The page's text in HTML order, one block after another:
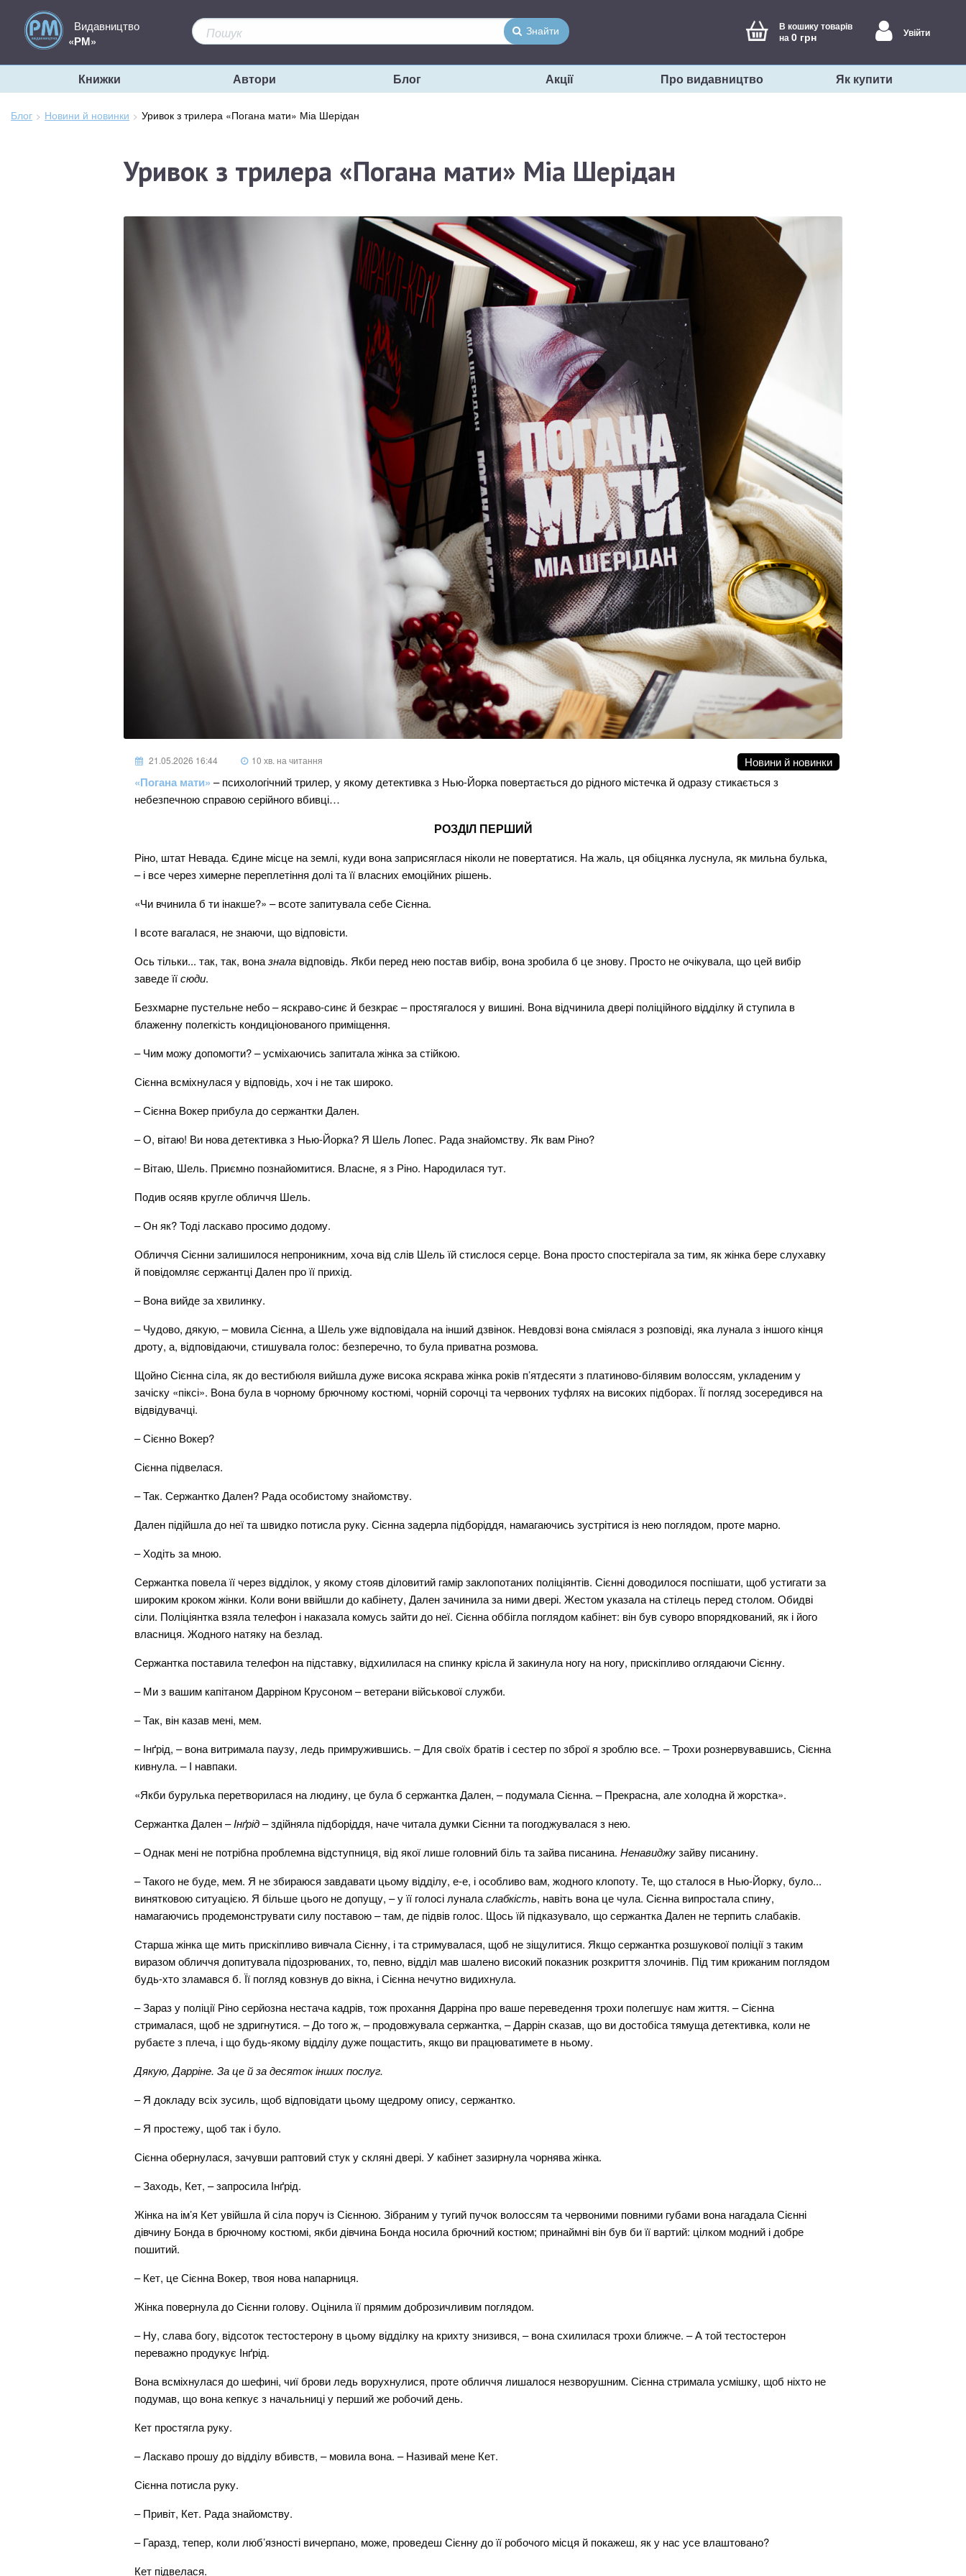
Видавництво
«РМ»
Знайти
В кошику товарів
на0 грн Увійти
Книжки Автори Блог Акції Про видавництво Як купити
Блог Новини й новинки
Зараз
Уривок з трилера «Погана мати» Міа Шерідан
Уривок з трилера «Погана мати» Міа Шерідан
21.05.2026 16:44 10 хв. на читання Новини й новинки
«Погана мати» – психологічний трилер, у якому детективка з Нью-Йорка повертається до рідного містечка й одразу стикається з
небезпечною справою серійного вбивці…
РОЗДІЛ ПЕРШИЙ
Ріно, штат Невада. Єдине місце на землі, куди вона заприсяглася ніколи не повертатися. На жаль, ця обіцянка луснула, як мильна булька,
– і все через химерне переплетіння долі та її власних емоційних рішень.
«Чи вчинила б ти інакше?» – всоте запитувала себе Сієнна.
І всоте вагалася, не знаючи, що відповісти.
Ось тільки... так, так, воназнала відповідь. Якби перед нею постав вибір, вона зробила б це знову. Просто не очікувала, що цей вибір
заведе їїсюди.
Безхмарне пустельне небо – яскраво-синє й безкрає – простягалося у вишині. Вона відчинила двері поліційного відділку й ступила в
блаженну полегкість кондиціонованого приміщення.
– Чим можу допомогти? – усміхаючись запитала жінка за стійкою.
Сієнна всміхнулася у відповідь, хоч і не так широко.
– Сієнна Вокер прибула до сержантки Дален.
– О, вітаю! Ви нова детективка з Нью-Йорка? Я Шель Лопес. Рада знайомству. Як вам Ріно?
– Вітаю, Шель. Приємно познайомитися. Власне, я з Ріно. Народилася тут.
Подив осяяв кругле обличчя Шель.
– Он як? Тоді ласкаво просимо додому.
Обличчя Сієнни залишилося непроникним, хоча від слів Шель їй стислося серце. Вона просто спостерігала за тим, як жінка бере слухавку
й повідомляє сержантці Дален про її прихід.
– Вона вийде за хвилинку.
– Чудово, дякую, – мовила Сієнна, а Шель уже відповідала на інший дзвінок. Невдовзі вона сміялася з розповіді, яка лунала з іншого кінця
дроту, а, відповідаючи, стишувала голос: безперечно, то була приватна розмова.
Щойно Сієнна сіла, як до вестибюля вийшла дуже висока яскрава жінка років п’ятдесяти з платиново-білявим волоссям, укладеним у
зачіску «піксі». Вона була в чорному брючному костюмі, чорній сорочці та червоних туфлях на високих підборах. Її погляд зосередився на
відвідувачці.
– Сієнно Вокер?
Сієнна підвелася.
– Так. Сержантко Дален? Рада особистому знайомству.
Дален підійшла до неї та швидко потисла руку. Сієнна задерла підборіддя, намагаючись зустрітися із нею поглядом, проте марно.
– Ходіть за мною.
Сержантка повела її через відділок, у якому стояв діловитий гамір заклопотаних поліціянтів. Сієнні доводилося поспішати, щоб устигати за
широким кроком жінки. Коли вони ввійшли до кабінету, Дален зачинила за ними двері. Жестом указала на стілець перед столом. Обидві
сіли. Поліціянтка взяла телефон і наказала комусь зайти до неї. Сієнна оббігла поглядом кабінет: він був суворо впорядкований, як і його
власниця. Жодного натяку на безлад.
Сержантка поставила телефон на підставку, відхилилася на спинку крісла й закинула ногу на ногу, прискіпливо оглядаючи Сієнну.
– Ми з вашим капітаном Дарріном Крусоном – ветерани військової служби.
– Так, він казав мені, мем.
– Інґрід, – вона витримала паузу, ледь примружившись. – Для своїх братів і сестер по зброї я зроблю все. – Трохи рознервувавшись, Сієнна
кивнула. – І навпаки.
«Якби бурулька перетворилася на людину, це була б сержантка Дален, – подумала Сієнна. – Прекрасна, але холодна й жорстка».
Сержантка Дален –Інґрід– здійняла підборіддя, наче читала думки Сієнни та погоджувалася з нею.
– Однак мені не потрібна проблемна відступниця, від якої лише головний біль та зайва писанина. Ненавиджузайву писанину.
– Такого не буде, мем. Я не збираюся завдавати цьому відділу, е-е, і особливо вам, жодного клопоту. Те, що сталося в Нью-Йорку, було...
винятковою ситуацією. Я більше цього не допущу, – у її голосі луналаслабкість, навіть вона це чула. Сієнна випростала спину,
намагаючись продемонструвати силу поставою – там, де підвів голос. Щось їй підказувало, що сержантка Дален не терпить слабаків.
Старша жінка ще мить прискіпливо вивчала Сієнну, і та стримувалася, щоб не зіщулитися. Якщо сержантка розшукової поліції з таким
виразом обличчя допитувала підозрюваних, то, певно, відділ мав шалено високий показник розкриття злочинів. Під тим крижаним поглядом
будь-хто зламався б. Її погляд ковзнув до вікна, і Сієнна нечутно видихнула.
– Зараз у поліції Ріно серйозна нестача кадрів, тож прохання Дарріна про ваше переведення трохи полегшує нам життя. – Сієнна
стрималася, щоб не здригнутися. – До того ж, – продовжувала сержантка, – Даррін сказав, що ви достобіса тямуща детективка, коли не
рубаєте з плеча, і що будь-якому відділу дуже пощастить, якщо ви працюватимете в ньому.
Дякую, Дарріне. За це й за десяток інших послуг.
– Я докладу всіх зусиль, щоб відповідати цьому щедрому опису, сержантко.
– Я простежу, щоб так і було.
Сієнна обернулася, зачувши раптовий стук у скляні двері. У кабінет зазирнула чорнява жінка.
– Заходь, Кет, – запросила Інґрід.
Жінка на ім’я Кет увійшла й сіла поруч із Сієнною. Зібраним у тугий пучок волоссям та червоними повними губами вона нагадала Сієнні
дівчину Бонда в брючному костюмі, якби дівчина Бонда носила брючний костюм; принаймні він був би її вартий: цілком модний і добре
пошитий.
– Кет, це Сієнна Вокер, твоя нова напарниця.
Жінка повернула до Сієнни голову. Оцінила її прямим доброзичливим поглядом.
– Ну, слава богу, відсоток тестостерону в цьому відділку на крихту знизився, – вона схилилася трохи ближче. – А той тестостерон
переважно продукує Інґрід.
Вона всміхнулася до шефині, чиї брови ледь ворухнулися, проте обличчя лишалося незворушним. Сієнна стримала усмішку, щоб ніхто не
подумав, що вона кепкує з начальниці у перший же робочий день.
Кет простягла руку.
– Ласкаво прошу до відділу вбивств, – мовила вона. – Називай мене Кет.
Сієнна потисла руку.
– Привіт, Кет. Рада знайомству.
– Гаразд, тепер, коли люб’язності вичерпано, може, проведеш Сієнну до її робочого місця й покажеш, як у нас усе влаштовано?
Кет підвелася.